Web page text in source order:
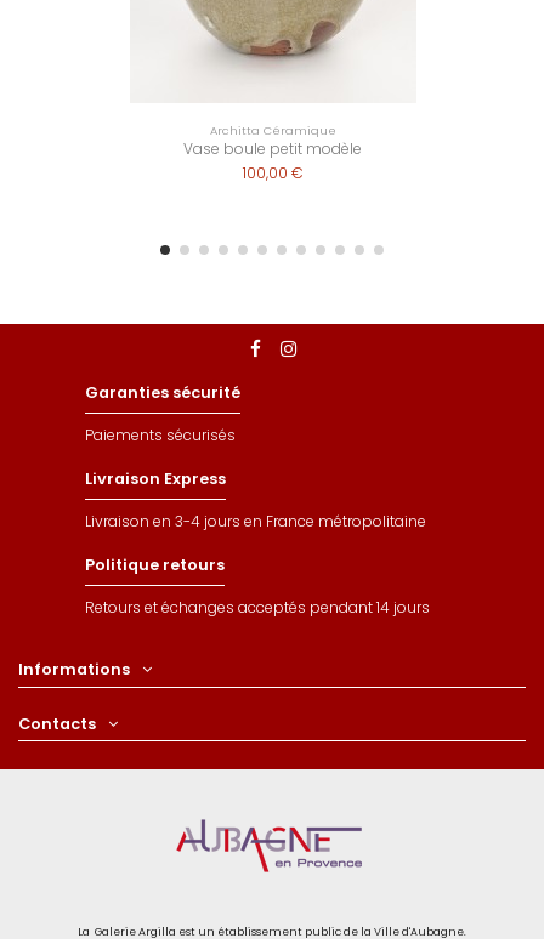
Architta Céramique
Vase boule petit modèle
100,00 €
Garanties sécurité
Paiements sécurisés
Livraison Express
Livraison en 3-4 jours en France métropolitaine
Politique retours
Retours et échanges acceptés pendant 14 jours
Informations
Contacts
La Galerie Argilla est un établissement public de la Ville d'Aubagne.